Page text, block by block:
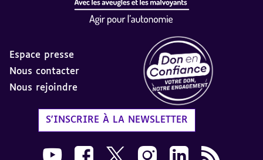
Espace presse
Nous contacter
Nous rejoindre
S'INSCRIRE À LA NEWSLETTER
Nous suivre sur Youtube AVH dans une
Nous suivre sur Facebook AVH dans
Nous suivre sur X AVH dans une
Nous suivre sur Instagram
Nous suivre sur
Flux RSS